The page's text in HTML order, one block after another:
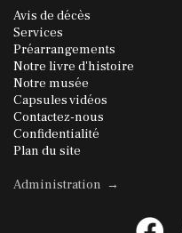
Avis de décès
Services
Préarrangements
Notre livre d'histoire
Notre musée
Capsules vidéos
Contactez-nous
Confidentialité
Plan du site
Administration →